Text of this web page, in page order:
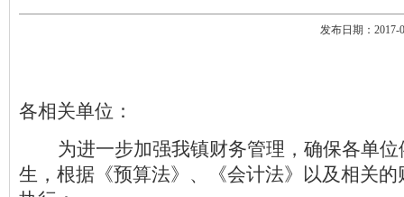
发布日期：2017-
各相关单位：
为进一步加强我镇财务管理，确保各单
生，根据《预算法》、《会计法》以及相关